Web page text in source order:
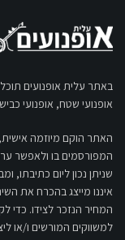
באתר עלית אופנועים
אופנועי שטח, אופנועי
האתר הוקם מיוזמה
המפורסמים בו ולאפשר
שניתן נכון ליום
איננו מייצג בהכרח את
המחיר הנזכר לצידו. כדי
למשווקים המורשים ו/או